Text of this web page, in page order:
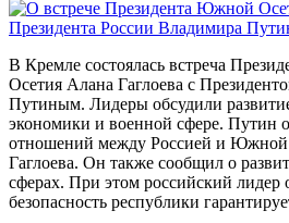
В Кремле состоялась встреча
Осетия Алана Гаглоева с
Путиным. Лидеры обсудили
экономики и военной сфере. Путин
отношений между Россией и Южной
Гаглоева. Он также сообщил о
сферах. При этом российский лидер
безопасность республики